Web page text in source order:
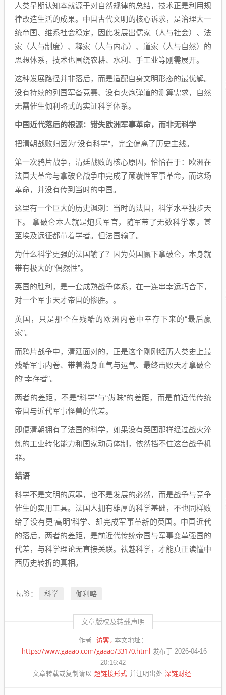
人类早期认知本就源于对自然规律的总结，技术正是利用规
律改造生活的成果。中国古代文明的核心诉求，是治理大一
统帝国、维系社会稳定，因此发展出儒家（人与社会）、法
家（人与制度）、释家（人与内心）、道家（人与自然）的
思想体系，技术也围绕农耕、水利、手工业等刚需展开。
这种发展路径并非落后，而是适配自身文明形态的最优解。
没有持续的列国军备竞赛、没有火炮弹道的测算需求，自然
无需催生伽利略式的实证科学体系。
中国近代落后的根源：错失欧洲军事革命，而非无科学
把清朝战败归因为“没有科学”，完全偏离了历史主线。
第一次鸦片战争，清廷战败的核心原因，恰恰在于：欧洲在
法国大革命与拿破仑战争中完成了颠覆性军事革命，而这场
革命，并没有传到当时的中国。
这里有一个巨大的历史讽刺：当时的法国，科学水平独步天
下。 拿破仑本人就是炮兵军官，随军带了无数科学家，甚
至埃及远征都带着学者。但法国输了。
为什么科学更强的法国输了？因为英国赢下拿破仑，本身就
带有极大的“偶然性”。
英国的胜利，是一套成熟战争体系，在一连串幸运巧合下，
对一个军事天才帝国的惨胜。。
英国，只是那个在残酷的欧洲内卷中幸存下来的“最后赢
家”。
而鸦片战争中，清廷面对的，正是这个刚刚经历人类史上最
残酷军事内卷、带着满身血气与运气、最终击败天才拿破仑
的“幸存者”。
两者的差距，不是“科学”与“愚昧”的差距，而是前近代传统
帝国与近代军事怪兽的代差。
即便清朝拥有了法国的科学，如果没有英国那样经过战火淬
炼的工业转化能力和国家动员体制，依然挡不住这台战争机
器。
结语
科学不是文明的原罪，也不是发展的必然，而是战争与竞争
催生的实用工具。法国人拥有雄厚的科学基础，不也同样败
给了没有更‘高明’科学、却完成军事革新的英国。中国近代
的落后，两者的差距，是前近代传统帝国与军事变革强国的
代差，与科学理论无直接关联。祛魅科学，才能真正读懂中
西历史转折的真相。
标签： 科学 伽利略
文章版权及转载声明
作者: 访客 本文地址：
https://www.gaaao.com/gaaao/33170.html 发布于 2026-04-16
20:16:42
文章转载或复制请以 超链接形式 并注明出处 深链财经